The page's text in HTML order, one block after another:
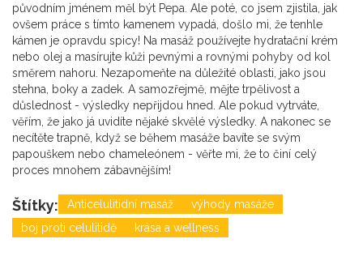
původním jménem měl být Pepa. Ale poté, co jsem zjistila, jak
ovšem práce s tímto kamenem vypadá, došlo mi, že tenhle
kámen je opravdu spicy! Na masáž používejte hydratační krém
nebo olej a masírujte kůži pevnými a rovnými pohyby od kol
směrem nahoru. Nezapomeňte na důležité oblasti, jako jsou
stehna, boky a zadek. A samozřejmě, mějte trpělivost a
důslednost - výsledky nepřijdou hned. Ale pokud vytrváte,
věřím, že jako já uvidíte nějaké skvělé výsledky. A nakonec se
necítěte trapně, když se během masáže bavíte se svým
papouškem nebo chameleónem - věřte mi, že to činí celý
proces mnohem zábavnějším!
Štítky: Anticelulitidní masáž
výhody masáže
boj proti celulitidě
krása a wellness